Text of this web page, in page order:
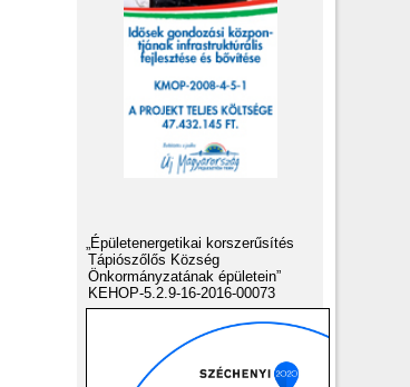
„Épületenergetikai korszerűsítés
Tápiószőlős Község
Önkormányzatának épületein”
KEHOP-5.2.9-16-2016-00073